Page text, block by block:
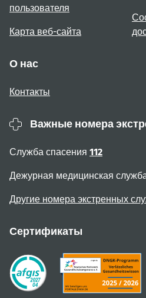
пользователя
Карта веб-сайта
О нас
Контакты
Важные номера
Служба спасения 112
Дежурная медицинская
Другие номера экстренных
Сертификаты